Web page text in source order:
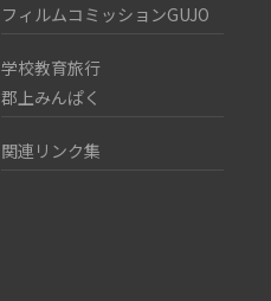
フィルムコミッションGUJO
学校教育旅行
郡上みんぱく
関連リンク集